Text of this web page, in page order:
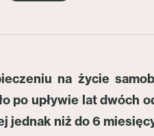
na życie
po upływie lat dwóch
jednak niż do 6